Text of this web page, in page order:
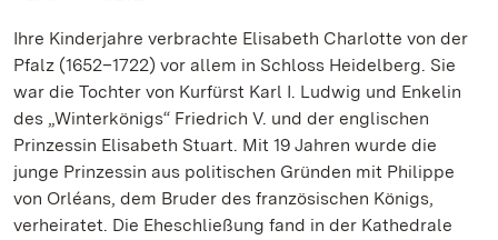
Ihre Kinderjahre verbrachte Elisabeth Charlotte von der
Pfalz (1652–1722) vor allem in Schloss Heidelberg. Sie
war die Tochter von Kurfürst Karl I. Ludwig und Enkelin
des „Winterkönigs“ Friedrich V. und der englischen
Prinzessin Elisabeth Stuart. Mit 19 Jahren wurde die
junge Prinzessin aus politischen Gründen mit Philippe
von Orléans, dem Bruder des französischen Königs,
verheiratet. Die Eheschließung fand in der Kathedrale